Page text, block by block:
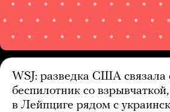
WSJ: разведка США связала
беспилотник со
в Лейпциге рядом с